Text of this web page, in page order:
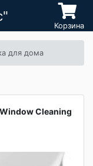
Корзина
для дома
Cleaning